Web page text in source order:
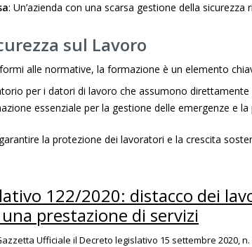
: Un’azienda con una scarsa gestione della
sul Lavoro
alle normative, la formazione è un elemento
per i datori di lavoro che assumono
essenziale per la gestione delle emergenze e
la protezione dei lavoratori e la crescita
122/2020: distacco dei
prestazione di servizi
Ufficiale il Decreto legislativo 15 settembre 2020,